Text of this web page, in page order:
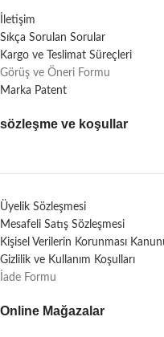
İletişim
Sıkça Sorulan Sorular
Kargo ve Teslimat Süreçleri
Görüş ve Öneri Formu
Marka Patent
sözleşme ve koşullar
Üyelik Sözleşmesi
Mesafeli Satış Sözleşmesi
Kişisel Verilerin Korunması
Gizlilik ve Kullanım Koşulları
İade Formu
Online Mağazalar